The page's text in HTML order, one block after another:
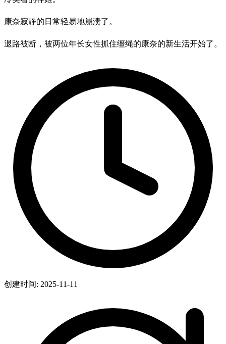
康奈寂静的日常轻易地崩溃了。
退路被断，被两位年长女性抓住缰绳的康奈的新生活开始了。
创建时间: 2025-11-11